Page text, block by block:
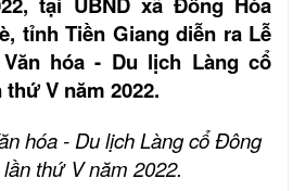
tỉnh Tiền Giang diễn ra Lễ
hóa - Du lịch Làng cổ
V năm 2022.
hóa - Du lịch Làng cổ Đông
thứ V năm 2022.